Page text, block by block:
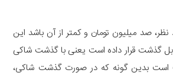
صد میلیون تومان و کمتر از آن باشد این
گذشت قرار داده است یعنی با گذشت شاکی
بدین گونه که در صورت گذشت شاکی،